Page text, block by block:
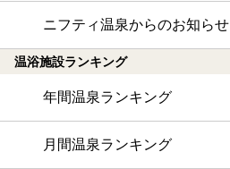
ニフティ温泉からのお知らせ
温浴施設ランキング
年間温泉ランキング
月間温泉ランキング